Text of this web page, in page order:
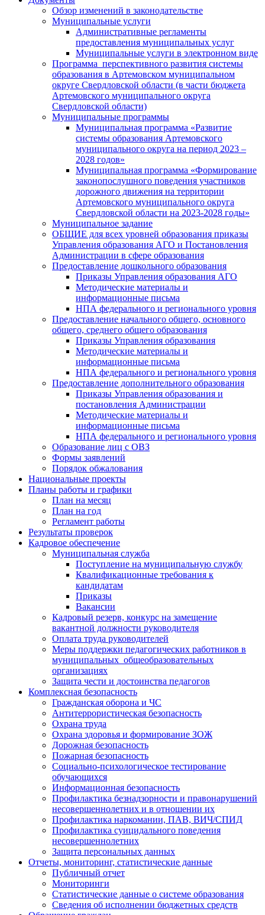
Обзор изменений в законодательстве
Муниципальные услуги
Административные регламенты
предоставления муниципальных услуг
Муниципальные услуги в электронном виде
Программа перспективного развития системы
образования в Артемовском муниципальном
округе Свердловской области (в части бюджета
Артемовского муниципального округа
Свердловской области)
Муниципальные программы
Муниципальная программа «Развитие
системы образования Артемовского
муниципального округа на период 2023 –
2028 годов»
Муниципальная программа «Формирование
законопослушного поведения участников
дорожного движения на территории
Артемовского муниципального округа
Свердловской области на 2023-2028 годы»
Муниципальное задание
ОБЩИЕ для всех уровней образования приказы
Управления образования АГО и Постановления
Администрации в сфере образования
Предоставление дошкольного образования
Приказы Управления образования АГО
Методические материалы и
информационные письма
НПА федерального и регионального уровня
Предоставление начального общего, основного
общего, среднего общего образования
Приказы Управления образования
Методические материалы и
информационные письма
НПА федерального и регионального уровня
Предоставление дополнительного образования
Приказы Управления образования и
постановления Администрации
Методические материалы и
информационные письма
НПА федерального и регионального уровня
Образование лиц с ОВЗ
Формы заявлений
Порядок обжалования
Национальные проекты
Планы работы и графики
План на месяц
План на год
Регламент работы
Результаты проверок
Кадровое обеспечение
Муниципальная служба
Поступление на муниципальную службу
Квалификационные требования к
кандидатам
Приказы
Вакансии
Кадровый резерв, конкурс на замещение
вакантной должности руководителя
Оплата труда руководителей
Меры поддержки педагогических работников в
муниципальных общеобразовательных
организациях
Защита чести и достоинства педагогов
Комплексная безопасность
Гражданская оборона и ЧС
Антитеррористическая безопасность
Охрана труда
Охрана здоровья и формирование ЗОЖ
Дорожная безопасность
Пожарная безопасность
Социально-психологическое тестирование
обучающихся
Информационная безопасность
Профилактика безнадзорности и правонарушений
несовершеннолетних и в отношении их
Профилактика наркомании, ПАВ, ВИЧ/СПИД
Профилактика суицидального поведения
несовершеннолетних
Защита персональных данных
Отчеты, мониторинг, статистические данные
Публичный отчет
Мониторинги
Статистические данные о системе образования
Сведения об исполнении бюджетных средств